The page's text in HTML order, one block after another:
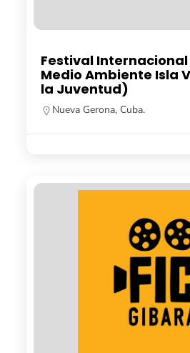
Festival Internacional
Medio Ambiente Isla
la Juventud)
Nueva Gerona, Cuba.